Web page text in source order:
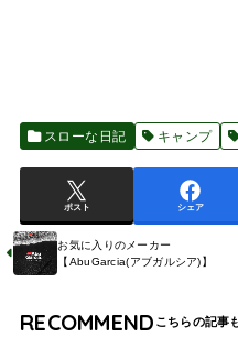
スローな日記 キャンプ
ポスト シェア
お気に入りのメーカー
【AbuGarcia(アブガルシア)】
RECOMMEND